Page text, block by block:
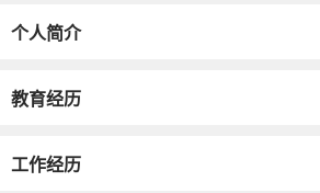
个人简介
教育经历
工作经历